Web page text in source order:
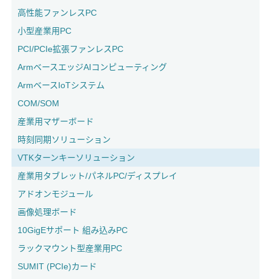
高性能ファンレスPC
小型産業用PC
PCI/PCIe拡張ファンレスPC
ArmベースエッジAIコンピューティング
ArmベースIoTシステム
COM/SOM
産業用マザーボード
時刻同期ソリューション
VTKターンキーソリューション
産業用タブレット/パネルPC/ディスプレイ
アドオンモジュール
画像処理ボード
10GigEサポート 組み込みPC
ラックマウント型産業用PC
SUMIT (PCIe)カード